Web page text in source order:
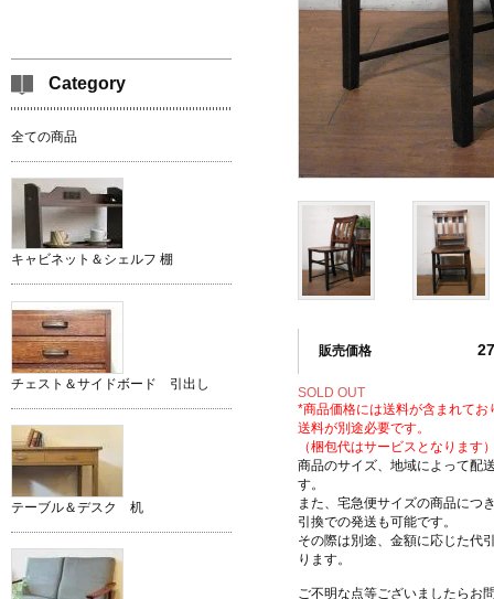
販売価格
SOLD OUT
*商品価格には送料が含まれてお
送料が別途必要です。
（梱包代はサービスとなります
商品のサイズ、地域によって配
す。
また、宅急便サイズの商品につ
引換での発送も可能です。
その際は別途、金額に応じた代
ります。
ご不明な点等ございましたらお
Category
全ての商品
キャビネット＆シェルフ 棚
チェスト＆サイドボード 引出し
テーブル＆デスク 机